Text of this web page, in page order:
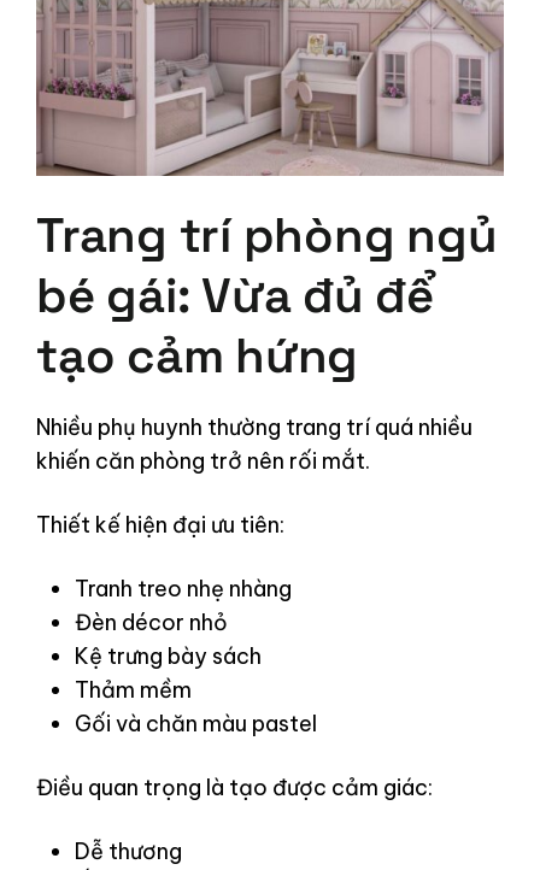
Trang trí phòng ngủ
bé gái: Vừa đủ để
tạo cảm hứng
Nhiều phụ huynh thường trang trí quá nhiều
khiến căn phòng trở nên rối mắt.
Thiết kế hiện đại ưu tiên:
Tranh treo nhẹ nhàng
Đèn décor nhỏ
Kệ trưng bày sách
Thảm mềm
Gối và chăn màu pastel
Điều quan trọng là tạo được cảm giác:
Dễ thương